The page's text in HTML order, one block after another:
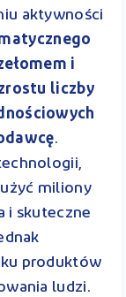
aktywności
i
liczby
.
miliony
i skuteczne
produktów
ludzi.